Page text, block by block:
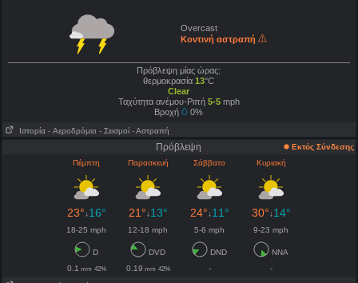
Overcast
Κοντινή αστραπή
Πρόβλεψη μίας ώρας:
θερμοκρασία13°C
Clear
Ταχύτητα ανέμου-Ριπή 5-5mph
Βροχή
0%
Ιστορία - Aεροδρόμιο - Σεισμοί - Αστραπή
Πρόβλεψη
Εκτός Σύνδεσης
Πέμπτη
Παρασκευή Σάββατο Κυριακή
23°↓16° 21°↓13° 24°↓11° 30°↓14°
18-25 mph 12-18 mph 5-6 mph 9-23 mph
D DVD DND
NNA
0.1 mm 42% 0.19 mm 42% -
-